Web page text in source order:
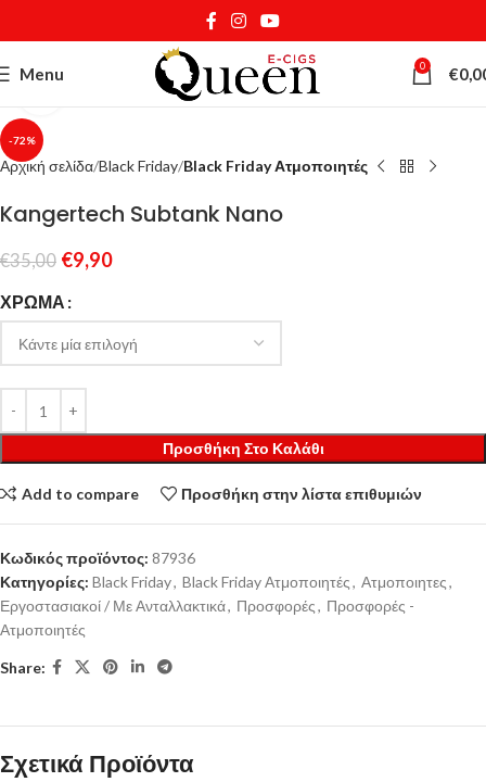
Menu 0 €
-72%
Κάντε κλικ για μεγέθυνση
Αρχική σελίδα Black Friday Black Friday Ατμοποιητές
Kangertech Subtank Nano
€35,00 €9,90
ΧΡΏΜΑ
Προσθήκη Στο Καλάθι
Add to compare Προσθήκη στην λίστα επιθυμιών
Κωδικός προϊόντος: 87936
Κατηγορίες: Black Friday, Black Friday Ατμοποιητές, Ατμοποιητες,
Εργοστασιακοί / Με Ανταλλακτικά, Προσφορές, Προσφορές -
Ατμοποιητές
Share:
Σχετικά Προϊόντα